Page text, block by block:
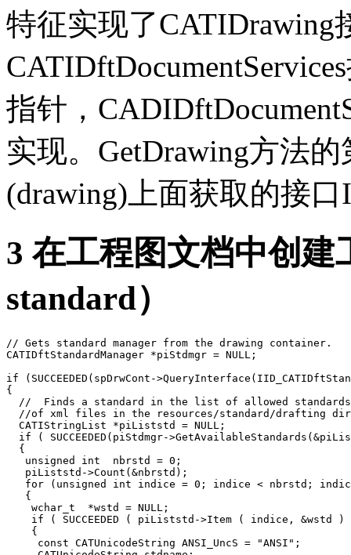
特征实现了CATIDrawing
指针，
实现。GetDrawing方法
(drawing)上面获取的接
3 在工程图文档中创
standard）
// Gets standard manager from the drawing container.
CATIDftStandardManager *piStdmgr = NULL;
if (SUCCEEDED(spDrwCont-
{
//  Finds a standard in the list of allowed
//of xml files in the resources/standard/drafting
  CATIStringList *piListstd = NULL;
if ( SUCCEEDED(piStdmgr-
  {
   unsigned int  nbrstd = 0;
   piListstd->Count(&nbrstd);
for (unsigned int indice = 0; indice < nbrstd;
   {
    wchar_t  *wstd = NULL;
if ( SUCCEEDED ( piListstd->Item ( indice, &wstd )
    {
     const CATUnicodeString ANSI_UncS = "ANSI";